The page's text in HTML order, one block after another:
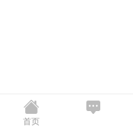
首页